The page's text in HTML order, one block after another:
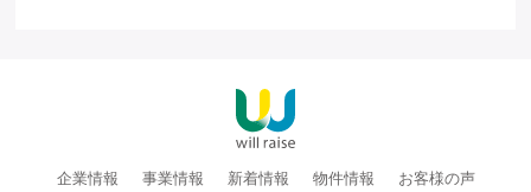
企業情報 事業情報 新着情報 物件情報 お客様の声